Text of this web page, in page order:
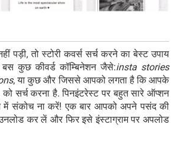
पड़ी, तो स्टोरी कवर्स सर्च करने का बेस्ट उपाय
कुछ कीवर्ड कॉम्बिनेशन जैसे:insta stories
, या कुछ और जिससे आपको लगता है कि आपके
को सर्च करना है. पिनइंटरेस्ट पर बहुत सारे ऑप्शन
संकोच ना करें! एक बार आपको अपने पसंद की
कर लें और फिर इसे इंस्टाग्राम पर अपलोड